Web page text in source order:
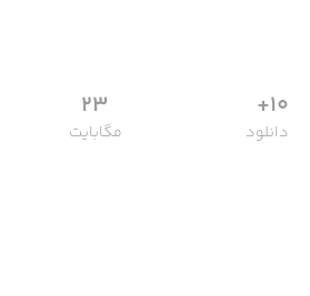
10+
دانلود
23
مگابایت